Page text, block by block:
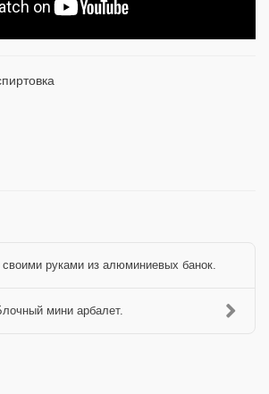
турбо спиртовка
своими руками из алюминиевых банок.
мини арбалет.